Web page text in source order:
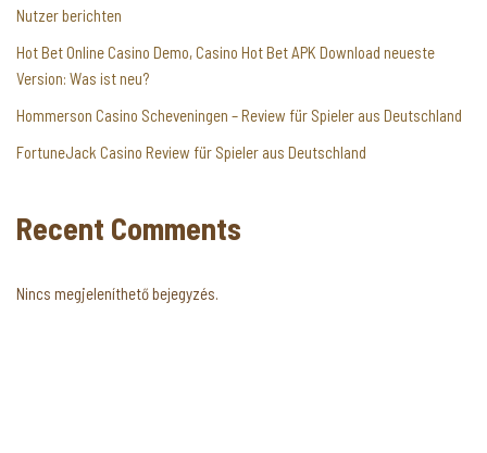
Nutzer berichten
Hot Bet Online Casino Demo, Casino Hot Bet APK Download neueste
Version: Was ist neu?
Hommerson Casino Scheveningen – Review für Spieler aus Deutschland
FortuneJack Casino Review für Spieler aus Deutschland
Recent Comments
Nincs megjeleníthető bejegyzés.